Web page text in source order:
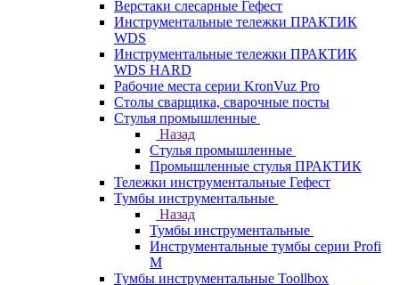
Верстаки слесарные Гефест
Инструментальные тележки ПРАКТИК
WDS
Инструментальные тележки ПРАКТИК
WDS HARD
Рабочие места серии KronVuz Pro
Столы сварщика, сварочные посты
Стулья промышленные
Назад
Стулья промышленные
Промышленные стулья ПРАКТИК
Тележки инструментальные Гефест
Тумбы инструментальные
Назад
Тумбы инструментальные
Инструментальные тумбы серии Profi
M
Тумбы инструментальные Toollbox